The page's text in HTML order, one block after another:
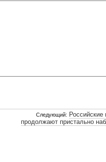
Следующий: Российские
продолжают пристально